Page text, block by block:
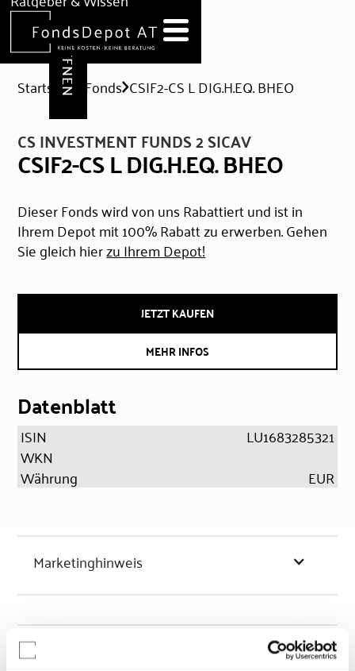
Hilfe & Formulare
DEPOT ERÖFFNEN
Startseite Fonds CSIF2-CS L DIG.H.EQ. BHEO
CS INVESTMENT FUNDS 2 SICAV
CSIF2-CS L DIG.H.EQ. BHEO
Dieser Fonds wird von uns Rabattiert und ist in
Ihrem Depot mit 100% Rabatt zu erwerben. Gehen
Sie gleich hierzu Ihrem Depot!
JETZT KAUFEN
MEHR INFOS
Datenblatt
ISIN
LU1683285321
WKN
Währung
EUR
Marketinghinweis
Chancen & Risiken